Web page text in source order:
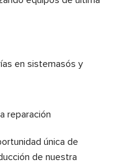
en sistemasós y
reparación
única de
de nuestra